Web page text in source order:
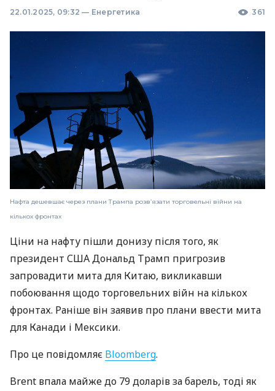
22.01.2025, 09:32 — Енергетика 361
Нафта дешевшає через плани Трампа розв’язати торговельні війни на
кількох фронтах
Ціни на нафту пішли донизу після того, як
президент США Дональд Трамп пригрозив
запровадити мита для Китаю, викликавши
побоювання щодо торговельних війн на кількох
фронтах. Раніше він заявив про плани ввести мита
для Канади і Мексики.
Про це повідомляє Bloomberg.
Brent впала майже до 79 доларів за барель, тоді як